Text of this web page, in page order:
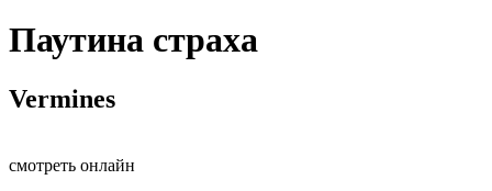
Паутина страха
Vermines
смотреть онлайн